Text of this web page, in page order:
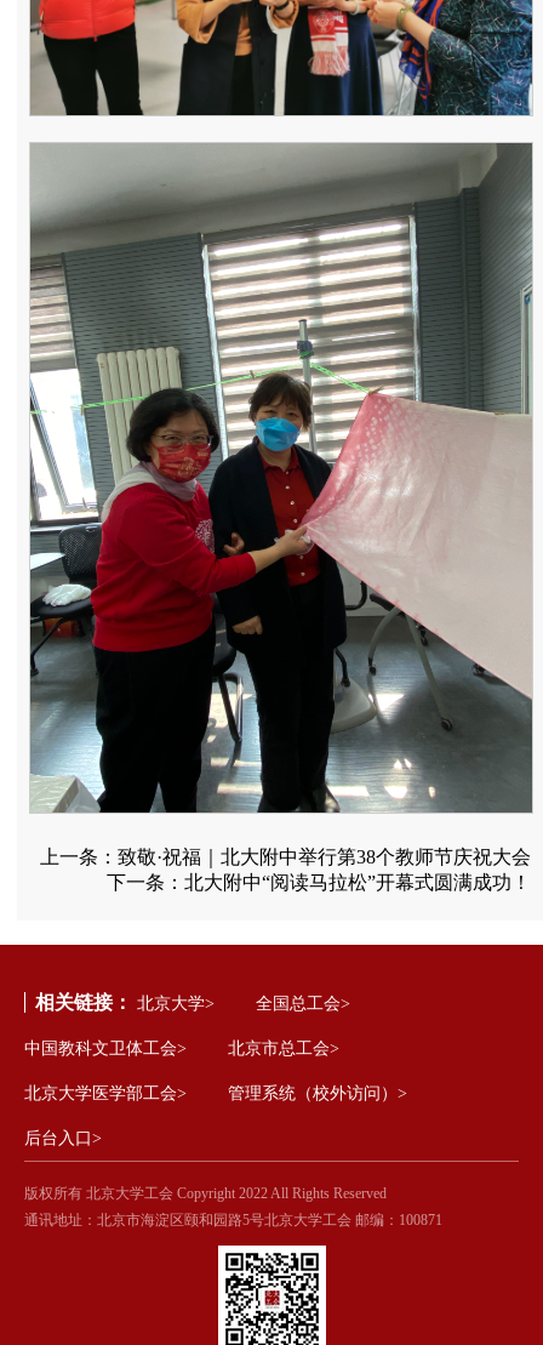
上一条： 致敬·祝福｜北大附中举行第38个教师节庆祝大会
下一条： 北大附中“阅读马拉松”开幕式圆满成功！
相关链接： 北京大学> 全国总工会>
中国教科文卫体工会> 北京市总工会>
北京大学医学部工会> 管理系统（校外访问）>
后台入口>
版权所有 北京大学工会 Copyright 2022 All Rights Reserved
通讯地址：北京市海淀区颐和园路5号北京大学工会 邮编：100871